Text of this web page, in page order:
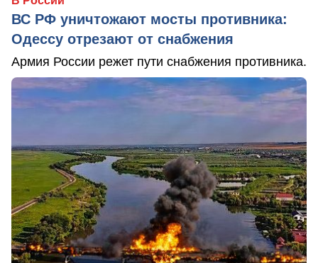
ВС РФ уничтожают мосты противника:
Одессу отрезают от снабжения
Армия России режет пути снабжения противника.